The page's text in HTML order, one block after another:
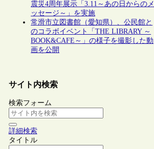
震災4周年展示「3.11～あの日からのメ
ッセージ～」を実施
常滑市立図書館（愛知県）、公民館と
のコラボイベント「THE LIBRARY ～
BOOK&CAFE～」の様子を撮影した動
画を公開
サイト内検索
検索フォーム
詳細検索
タイトル